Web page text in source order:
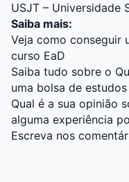
USJT – Universidade
Saiba mais:
Veja como conseguir
curso EaD
Saiba tudo sobre o
uma bolsa de estudos
Qual é a sua opinião
alguma experiência
Escreva nos